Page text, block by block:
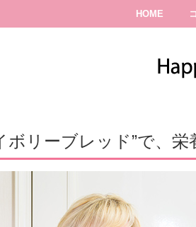
HOME
ボリーブレッド”で、